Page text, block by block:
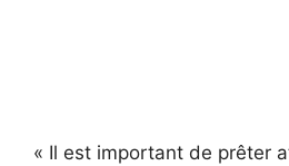
« Il est important de prêter